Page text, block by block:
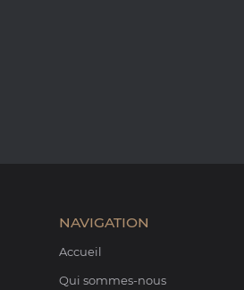
NAVIGATION
Accueil
Qui sommes-nous